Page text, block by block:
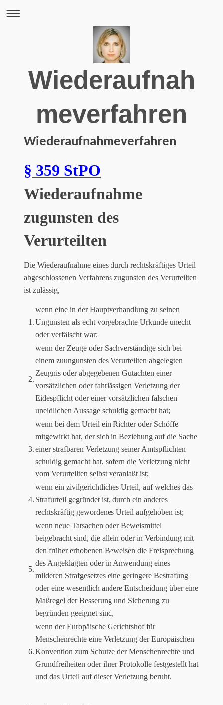
Wiederaufnah
meverfahren
Wiederaufnahmeverfahren
§ 359 StPO
Wiederaufnahme
zugunsten des
Verurteilten
Die Wiederaufnahme eines durch rechtskräftiges Urteil
abgeschlossenen Verfahrens zugunsten des Verurteilten
ist zulässig,
1.
wenn eine in der Hauptverhandlung zu seinen
Ungunsten als echt vorgebrachte Urkunde unecht
oder verfälscht war;
2.
wenn der Zeuge oder Sachverständige sich bei
einem zuungunsten des Verurteilten abgelegten
Zeugnis oder abgegebenen Gutachten einer
vorsätzlichen oder fahrlässigen Verletzung der
Eidespflicht oder einer vorsätzlichen falschen
uneidlichen Aussage schuldig gemacht hat;
3.
wenn bei dem Urteil ein Richter oder Schöffe
mitgewirkt hat, der sich in Beziehung auf die Sache
einer strafbaren Verletzung seiner Amtspflichten
schuldig gemacht hat, sofern die Verletzung nicht
vom Verurteilten selbst veranlaßt ist;
4.
wenn ein zivilgerichtliches Urteil, auf welches das
Strafurteil gegründet ist, durch ein anderes
rechtskräftig gewordenes Urteil aufgehoben ist;
5.
wenn neue Tatsachen oder Beweismittel
beigebracht sind, die allein oder in Verbindung mit
den früher erhobenen Beweisen die Freisprechung
des Angeklagten oder in Anwendung eines
milderen Strafgesetzes eine geringere Bestrafung
oder eine wesentlich andere Entscheidung über eine
Maßregel der Besserung und Sicherung zu
begründen geeignet sind,
6.
wenn der Europäische Gerichtshof für
Menschenrechte eine Verletzung der Europäischen
Konvention zum Schutze der Menschenrechte und
Grundfreiheiten oder ihrer Protokolle festgestellt hat
und das Urteil auf dieser Verletzung beruht.